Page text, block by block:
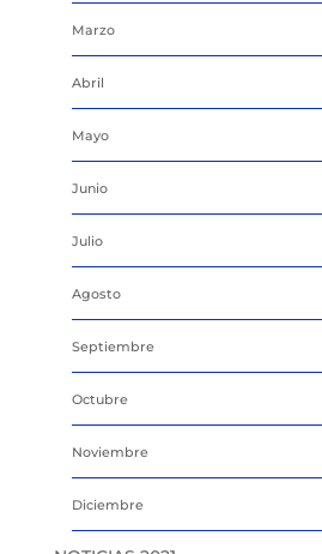
Marzo
Abril
Mayo
Junio
Julio
Agosto
Septiembre
Octubre
Noviembre
Diciembre